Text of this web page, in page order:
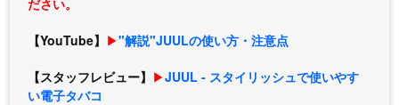
ださい。
【YouTube】 ▶︎"解説"JUULの使い方・注意点
【スタッフレビュー】 ▶︎JUUL - スタイリッシュで使いやす
い電子タバコ